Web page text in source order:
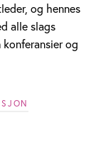
og hennes
alle slags
og